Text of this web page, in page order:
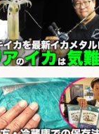
や品出しスタッフ/
少なめ×週4日〜
西区
式会社ホットスタッ
sponsored by
で即日収入/ライ